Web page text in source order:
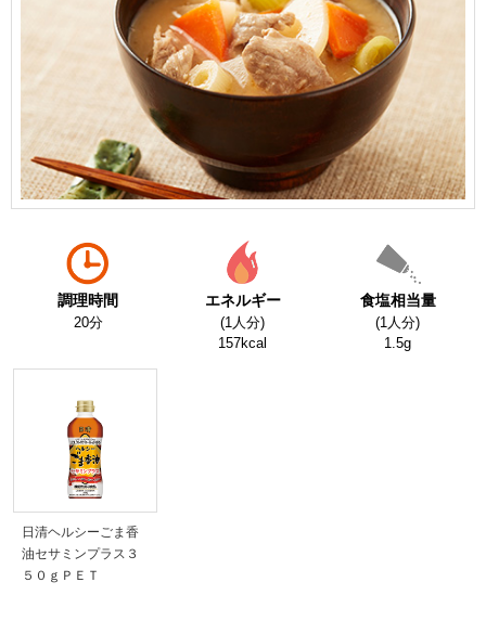
調理時間
20分
エネルギー
(1人分)
157kcal
食塩相当量
(1人分)
1.5g
日清ヘルシーごま香
油セサミンプラス３
５０ｇＰＥＴ